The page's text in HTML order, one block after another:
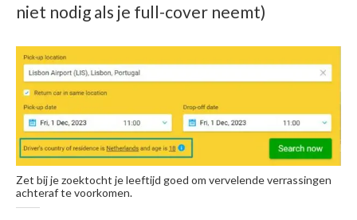
niet nodig als je full-cover neemt)
Zet bij je zoektocht je leeftijd goed om vervelende verrassingen
achteraf te voorkomen.